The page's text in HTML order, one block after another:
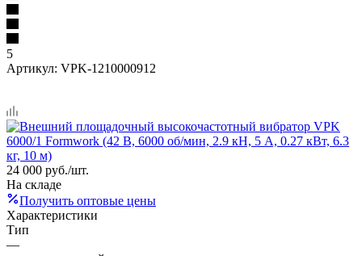
5
Артикул: VPK-1210000912
24 000 руб./шт.
На складе
Получить оптовые цены
Характеристики
Тип
—